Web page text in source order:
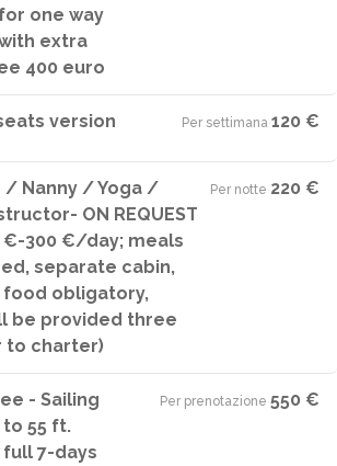
one way
extra
400 euro
version Per settimana·120 €
/ Nanny / Yoga /
ON REQUEST
€-300 €/day; meals
separate cabin,
obligatory,
be provided three
to charter)
Per notte·220 €
- Sailing
to 55 ft.
7-days
Per prenotazione·550 €